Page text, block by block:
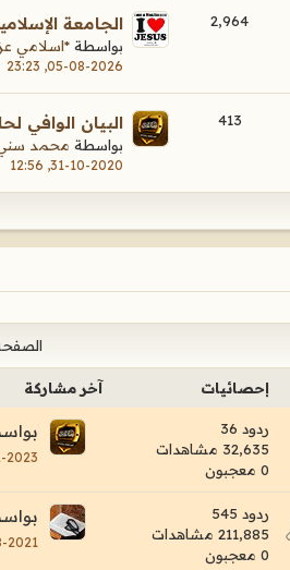
2,964
بواسطة*اسلامي
05-08-2026, 23:23
413 البيان الوافي
بواسطة محمد سني
31-10-2020, 12:56
إحصائيات آخر مشاركة
ردود 36
32,635 مشاهدات
0 معجبون
21:14
ردود 545
211,885 مشاهدات
0 معجبون
23:21